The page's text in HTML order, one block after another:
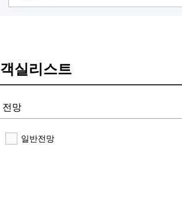
객실리스트
전망
일반전망